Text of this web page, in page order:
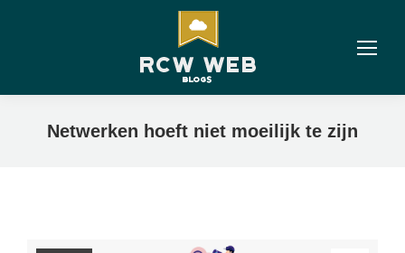
Netwerken hoeft niet moeilijk te zijn